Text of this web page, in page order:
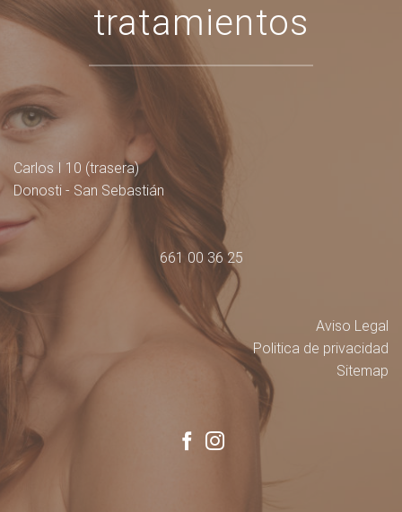
tratamientos
Carlos I 10 (trasera)
Donosti - San Sebastián
661 00 36 25
Aviso Legal
Politica de privacidad
Sitemap